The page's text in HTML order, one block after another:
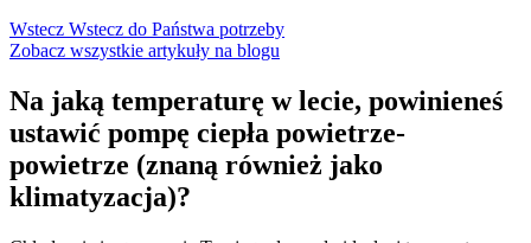
Wstecz Wstecz do Państwa potrzeby
Zobacz wszystkie artykuły na blogu
Na jaką temperaturę w lecie, powinieneś
ustawić pompę ciepła powietrze-
powietrze (znaną również jako
klimatyzacja)?